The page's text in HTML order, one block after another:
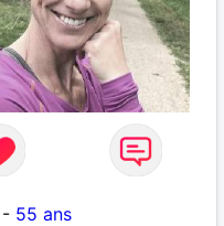
55 ans